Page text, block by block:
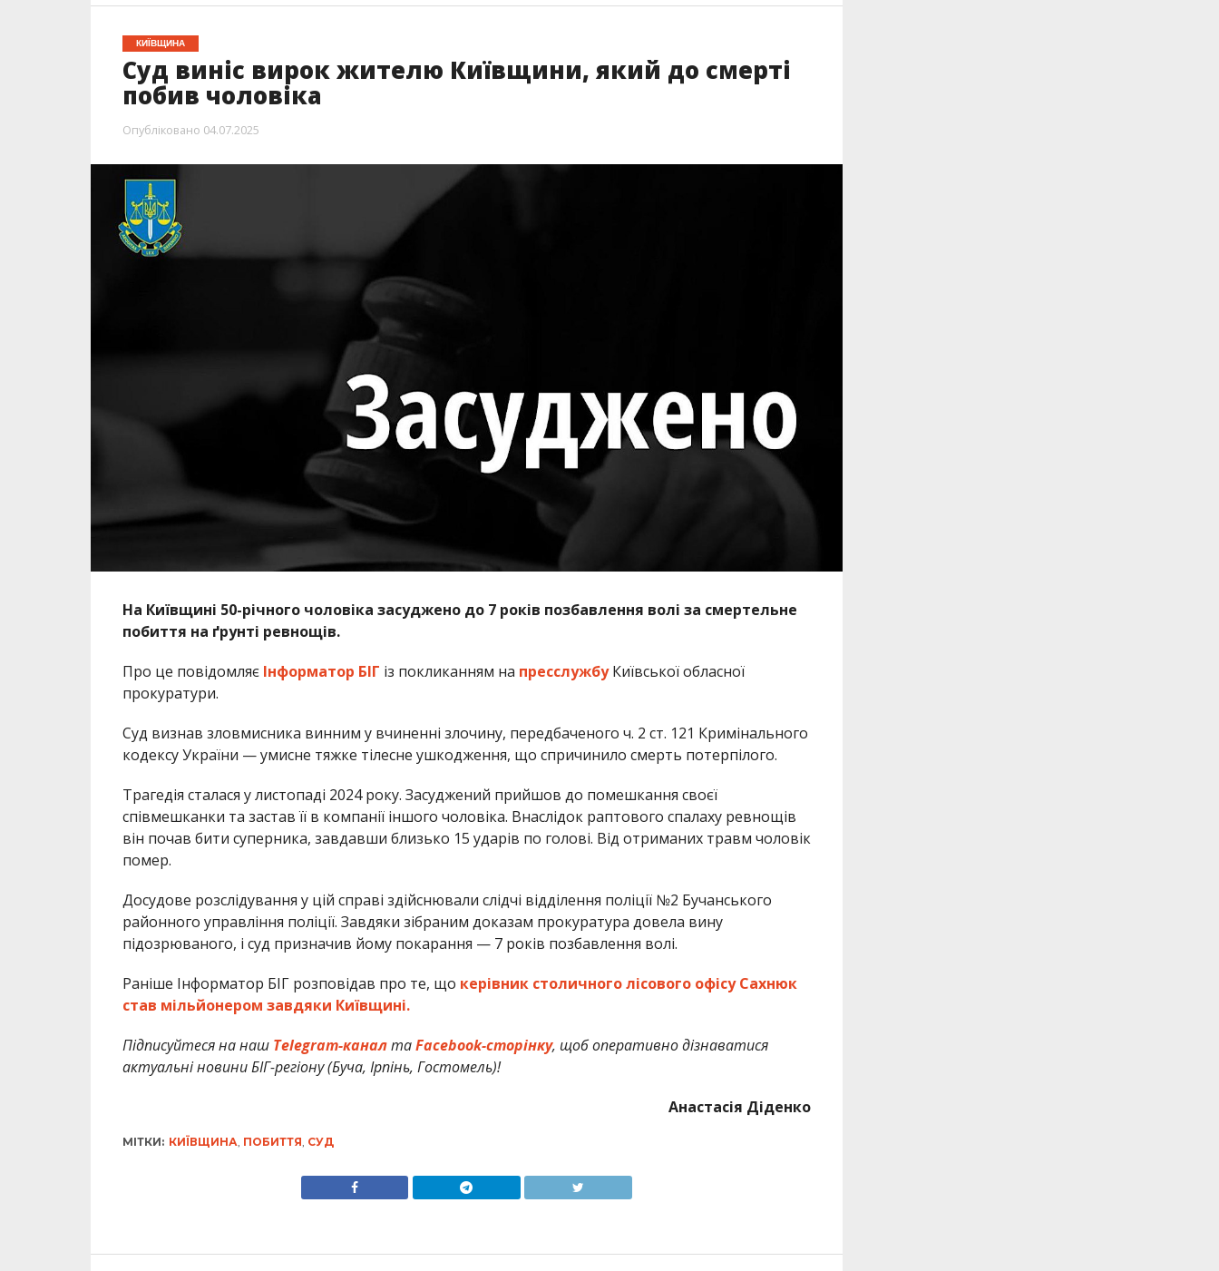
КИЇВЩИНА
Суд виніс вирок жителю Київщини, який до смерті
побив чоловіка
Опубліковано 04.07.2025
На Київщині 50-річного чоловіка засуджено до 7 років позбавлення волі за смертельне
побиття на ґрунті ревнощів.
Про це повідомляє Інформатор БІГ із покликанням на пресслужбуКиївської обласної
прокуратури.
Суд визнав зловмисника винним у вчиненні злочину, передбаченого ч. 2 ст. 121 Кримінального
кодексу України — умисне тяжке тілесне ушкодження, що спричинило смерть потерпілого.
Трагедія сталася у листопаді 2024 року. Засуджений прийшов до помешкання своєї
співмешканки та застав її в компанії іншого чоловіка. Внаслідок раптового спалаху ревнощів
він почав бити суперника, завдавши близько 15 ударів по голові. Від отриманих травм чоловік
помер.
Досудове розслідування у цій справі здійснювали слідчі відділення поліції №2 Бучанського
районного управління поліції. Завдяки зібраним доказам прокуратура довела вину
підозрюваного, і суд призначив йому покарання — 7 років позбавлення волі.
Раніше Інформатор БІГ розповідав про те, що керівник столичного лісового офісу Сахнюк
став мільйонером завдяки Київщині.
Підписуйтеся на наш Telegram-каналтаFacebook-сторінку, щоб оперативно дізнаватися
актуальні новини БІГ-регіону (Буча, Ірпінь, Гостомель)!
Анастасія Діденко
МІТКИ: КИЇВЩИНА ПОБИТТЯ СУД